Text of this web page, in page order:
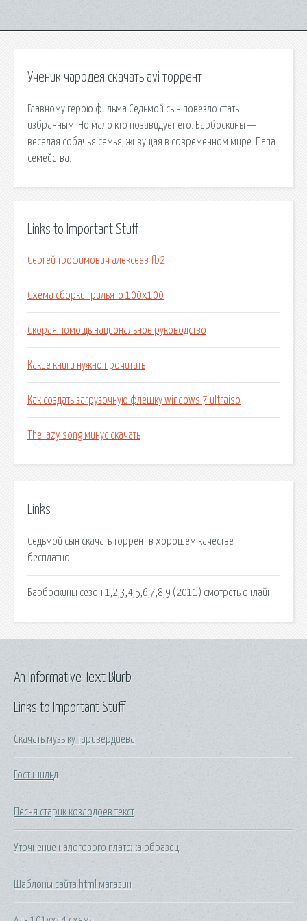
Ученик чародея скачать avi торрент
Главному герою фильма Седьмой сын повезло стать
избранным. Но мало кто позавидует его. Барбоскины —
веселая собачья семья, живущая в современном мире. Папа
семейства.
Links to Important Stuff
Сергей трофимович алексеев fb2
Схема сборки грильято 100х100
Скорая помощь национальное руководство
Какие книги нужно прочитать
Как создать загрузочную флешку windows 7 ultraiso
The lazy song минус скачать
Links
Седьмой сын скачать торрент в хорошем качестве
бесплатно.
Барбоскины сезон 1,2,3,4,5,6,7,8,9 (2011) смотреть онлайн.
Links to Important Stuff
Скачать музыку таривердиева
Гост шильд
Песня старик козлодоев текст
Уточнение налогового платежа образец
Шаблоны сайта html магазин
An Informative Text Blurb